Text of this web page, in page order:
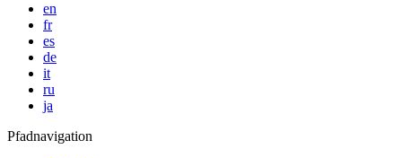
en
fr
es
de
it
ru
ja
Pfadnavigation